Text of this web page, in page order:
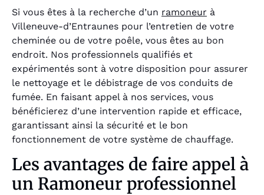
Si vous êtes à la recherche d’un ramoneur à
Villeneuve-d’Entraunes pour l’entretien de votre
cheminée ou de votre poêle, vous êtes au bon
endroit. Nos professionnels qualifiés et
expérimentés sont à votre disposition pour assurer
le nettoyage et le débistrage de vos conduits de
fumée. En faisant appel à nos services, vous
bénéficierez d’une intervention rapide et efficace,
garantissant ainsi la sécurité et le bon
fonctionnement de votre système de chauffage.
Les avantages de faire appel à
un Ramoneur professionnel